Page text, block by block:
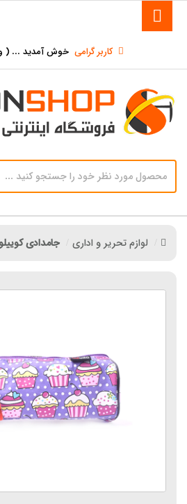
کاربر گرامی خوش آمدید ... (
لوازم تحریر و اداری جامدادی کوییلو Quilo